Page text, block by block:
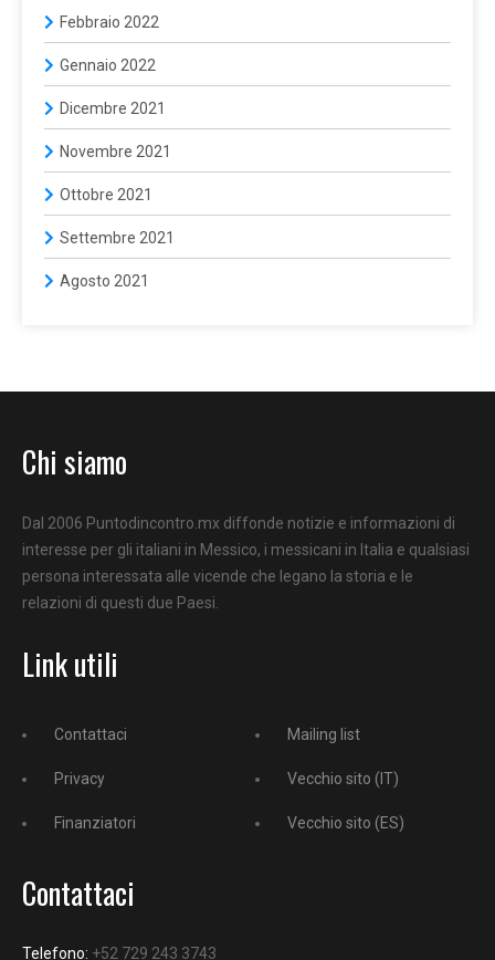
Febbraio 2022
Gennaio 2022
Dicembre 2021
Novembre 2021
Ottobre 2021
Settembre 2021
Agosto 2021
Chi siamo
Dal 2006 Puntodincontro.mx diffonde notizie e informazioni di
interesse per gli italiani in Messico, i messicani in Italia e qualsiasi
persona interessata alle vicende che legano la storia e le
relazioni di questi due Paesi.
Link utili
Contattaci
Privacy
Finanziatori
Mailing list
Vecchio sito (IT)
Vecchio sito (ES)
Contattaci
Telefono: +52 729 243 3743